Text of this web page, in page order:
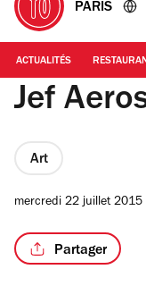
PARIS
ACTUALITÉS
Jef
Art
mercredi 22 juillet 2015
Partager